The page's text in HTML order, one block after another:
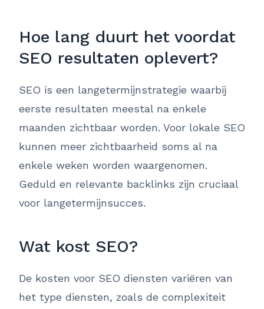
Hoe lang duurt het voordat
SEO resultaten oplevert?
SEO is een langetermijnstrategie waarbij
eerste resultaten meestal na enkele
maanden zichtbaar worden. Voor lokale SEO
kunnen meer zichtbaarheid soms al na
enkele weken worden waargenomen.
Geduld en relevante backlinks zijn cruciaal
voor langetermijnsucces.
Wat kost SEO?
De kosten voor SEO diensten variëren van
het type diensten, zoals de complexiteit